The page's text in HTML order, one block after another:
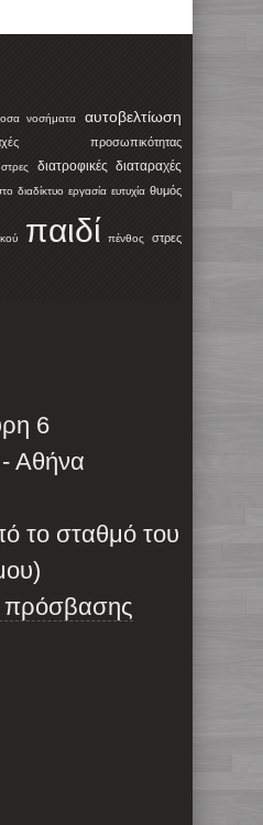
νοσήματα αυτοβελτίωση
προσωπικότητας
διατροφικές διαταραχές
διαδίκτυο εργασία ευτυχία θυμός
παιδί πένθος στρες
6
Αθήνα
το σταθμό του
πρόσβασης